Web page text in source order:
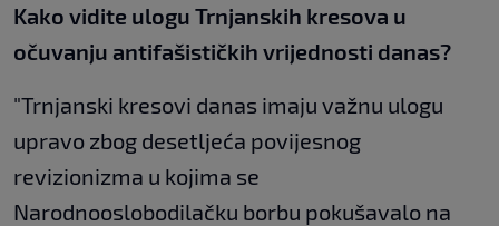
Kako vidite ulogu Trnjanskih kresova u
očuvanju antifašističkih vrijednosti danas?
"Trnjanski kresovi danas imaju važnu ulogu
upravo zbog desetljeća povijesnog
revizionizma u kojima se
Narodnooslobodilačku borbu pokušavalo na